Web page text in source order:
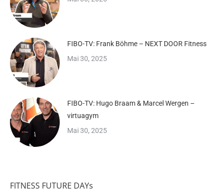
FIBO-TV: Frank Böhme – NEXT DOOR Fitness
Mai 30, 2025
FIBO-TV: Hugo Braam & Marcel Wergen –
virtuagym
Mai 30, 2025
FITNESS FUTURE DAYs